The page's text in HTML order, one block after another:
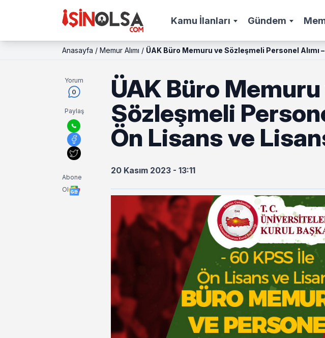
Kamu İlanları Gündem
Anasayfa / Memur Alımı / ÜAK Büro Memuru ve Sözleşmeli Personel Alımı
Yorum
0
Paylaş
Abone
Ol
ÜAK Büro
Sözleşmeli
Ön Lisans ve
20 Kasım 2023 - 13:11